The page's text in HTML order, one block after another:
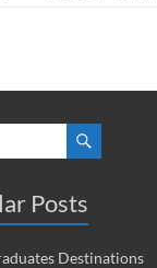
Posts
Destinations